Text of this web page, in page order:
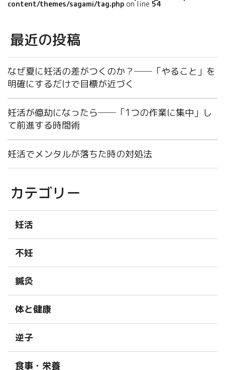
content/themes/sagami/tag.php on line 54
最近の投稿
なぜ夏に妊活の差がつくのか？──「やること」を
明確にするだけで目標が近づく
妊活が億劫になったら──「1つの作業に集中」し
て前進する時間術
妊活でメンタルが落ちた時の対処法
カテゴリー
妊活
不妊
鍼灸
体と健康
逆子
食事・栄養